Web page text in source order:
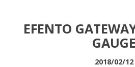
EFENTO
GAUGE
2018/02/12